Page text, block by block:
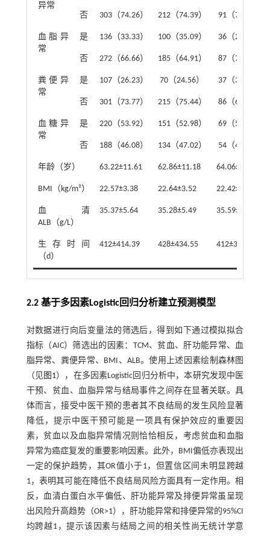
异常
否 303（74.26） 212（74.39） 91（73.98）
血脂异
常
是 136（33.33） 100（35.09） 36（29.27）
否 272（66.66） 185（64.91） 87（70.73）
粪便异
常
是 107（26.23） 70（24.56） 37（30.08）
否 301（73.77） 215（75.44） 86（69.92）
血糖异
常
是 220（53.92） 151（52.98） 69（56.10）
否 188（46.08） 134（47.02） 54（43.90）
年龄（岁） 63.22±11.61 62.86±11.18 64.06±12.57
BMI（kg/m²） 22.57±3.38 22.64±3.52 22.42±3.04
血清
ALB（g/L）
35.37±5.64 35.28±5.49 35.59±5.99
生存时间
（d）
412±414.39 428±434.55 412±362.35
2.2 基于多因素Logistic回归分析建立预测模型
对数据进行向后变量法的筛选后，得到如下通过模拟拟合
指标（AIC）筛选出的因素：TCM、贫血、肝功能异常、血
脂异常、粪便异常、BMI、ALB。使用上述因素绘制森林图
（见图1），在多因素Logistic回归分析中，本研究发现中医
干预、贫血、血脂异常与结局事件之间存在显著关联。具
体而言，接受中医干预的患者其不良结局的发生风险显著
降低，提示中医干预可能是一项具有保护效应的重要因
素，贫血以及血脂异常情况则恰恰相反，考虑贫血和血脂
异常为癌症复发的重要影响因素。此外，BMI偏低亦表现出
一定的保护趋势，其OR值小于1，但置信区间未明显跨越
1，表明其可能在降低不良结局风险方面具有一定作用。相
反，血清白蛋白水平偏低、肝功能异常及排便异常虽呈现
出风险升高趋势（OR>1），肝功能异常和排便异常的95%CI
均跨越1，提示该因素与结局之间的相关性尚无统计学意